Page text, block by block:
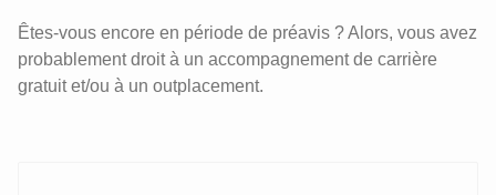
Êtes-vous encore en période de préavis ? Alors, vous avez
probablement droit à un accompagnement de carrière
gratuit et/ou à un outplacement.